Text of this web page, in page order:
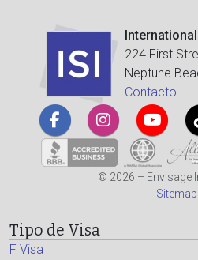
224 First
Neptune
Contacto
© 2026 – Envisage
Sitemap
Tipo de Visa
F Visa